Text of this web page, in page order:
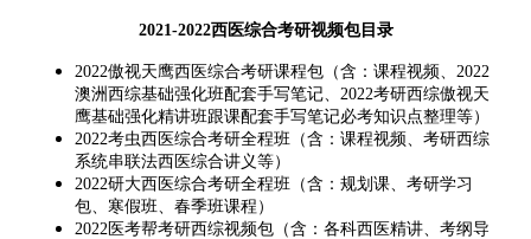
2021-2022西医综合考研视频包目录
2022傲视天鹰西医综合考研课程包（含：课程视频、2022
澳洲西综基础强化班配套手写笔记、2022考研西综傲视天
鹰基础强化精讲班跟课配套手写笔记必考知识点整理等）
2022考虫西医综合考研全程班（含：课程视频、考研西综
系统串联法西医综合讲义等）
2022研大西医综合考研全程班（含：规划课、考研学习
包、寒假班、春季班课程）
2022医考帮考研西综视频包（含：各科西医精讲、考纲导